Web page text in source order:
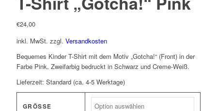
€24,00
inkl. MwSt. zzgl. Versandkosten
Bequemes Kinder T-Shirt mit dem Motiv „Gotcha!“ (Front) in der
Farbe Pink. Zweifarbig bedruckt in Schwarz und Creme-Weiß.
Lieferzeit: Standard (ca. 4-5 Werktage)
GRÖSSE